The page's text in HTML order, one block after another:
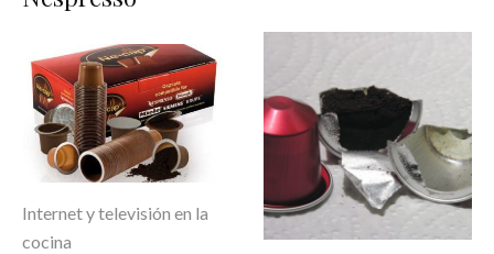
Internet y televisión en la
cocina